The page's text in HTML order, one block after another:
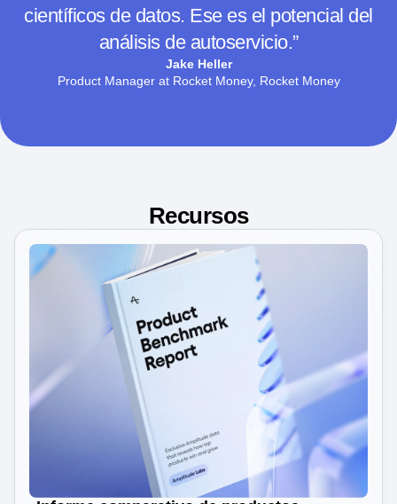
datos en tiempo real sin pedir ayuda a los
científicos de datos. Ese es el potencial del
análisis de autoservicio.”
Recursos